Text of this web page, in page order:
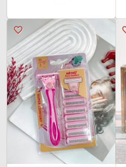
favorite_border